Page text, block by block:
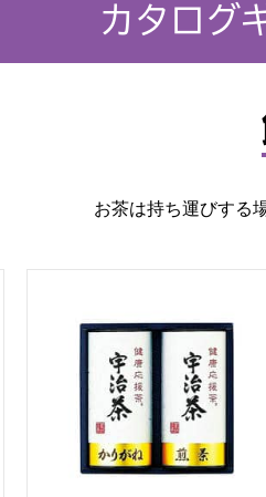
カタログ
お茶は持ち運びする
宇治茶「健康応援茶」[KOB-